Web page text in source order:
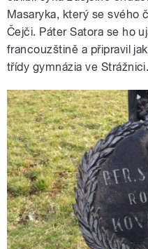
Masaryka, který se svého
Čejči. Páter Satora se ho
francouzštině a připravil
třídy gymnázia ve Strážnici.